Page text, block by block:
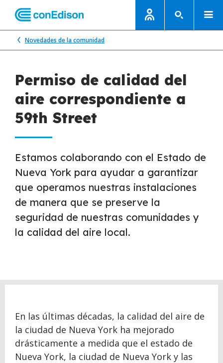
Novedades de la comunidad
Permiso de calidad del
aire correspondiente a
59th Street
Estamos colaborando con el Estado de
Nueva York para ayudar a garantizar
que operamos nuestras instalaciones
de manera que se preserve la
seguridad de nuestras comunidades y
la calidad del aire local.
En las últimas décadas, la calidad del aire de
la ciudad de Nueva York ha mejorado
drásticamente a medida que el estado de
Nueva York, la ciudad de Nueva York y las